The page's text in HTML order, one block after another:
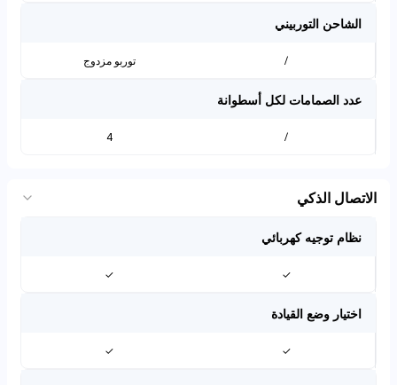
الشاحن التوربيني
/ توربو مزدوج
عدد الصمامات لكل أسطوانة
/
4
الاتصال الذكي
نظام توجيه كهربائي
✓
✓
اختيار وضع القيادة
✓
✓